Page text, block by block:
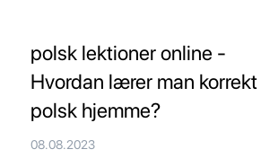
polsk lektioner online -
Hvordan lærer man korrekt
polsk hjemme?
08.08.2023